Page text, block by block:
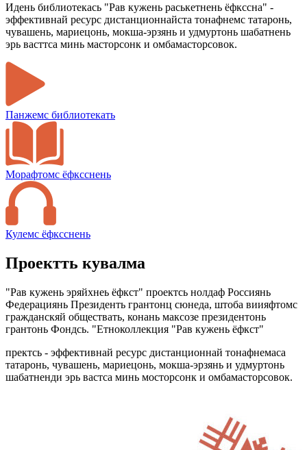
Идень библиотекась "Рав кужень раськетнень ёфкссна" -
эффективнай ресурс дистанционнайста тонафнемс татаронь,
чувашень, мариецонь, мокша-эрзянь и удмуртонь шабатнень
эрь васттса минь масторсонк и омбамасторсовок.
Панжемс библиотекать
Морафтомс ёфксснень
Кулемс ёфксснень
Проектть кувалма
"Рав кужень эряйхнеь ёфкст" проектсь нолдаф Россиянь
Федерациянь Президенть грантонц сюнеда, штоба виияфтомс
гражданскяй обществать, конань максозе президентонь
грантонь Фондсь. "Етноколлекция "Рав кужень ёфкст"
пректсь - эффективнай ресурс дистанционнай тонафнемаса
татаронь, чувашень, мариецонь, мокша-эрзянь и удмуртонь
шабатненди эрь вастса минь мосторсонк и омбамасторсовок.